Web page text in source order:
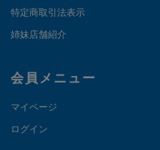
特定商取引法表示
姉妹店舗紹介
会員メニュー
マイページ
ログイン